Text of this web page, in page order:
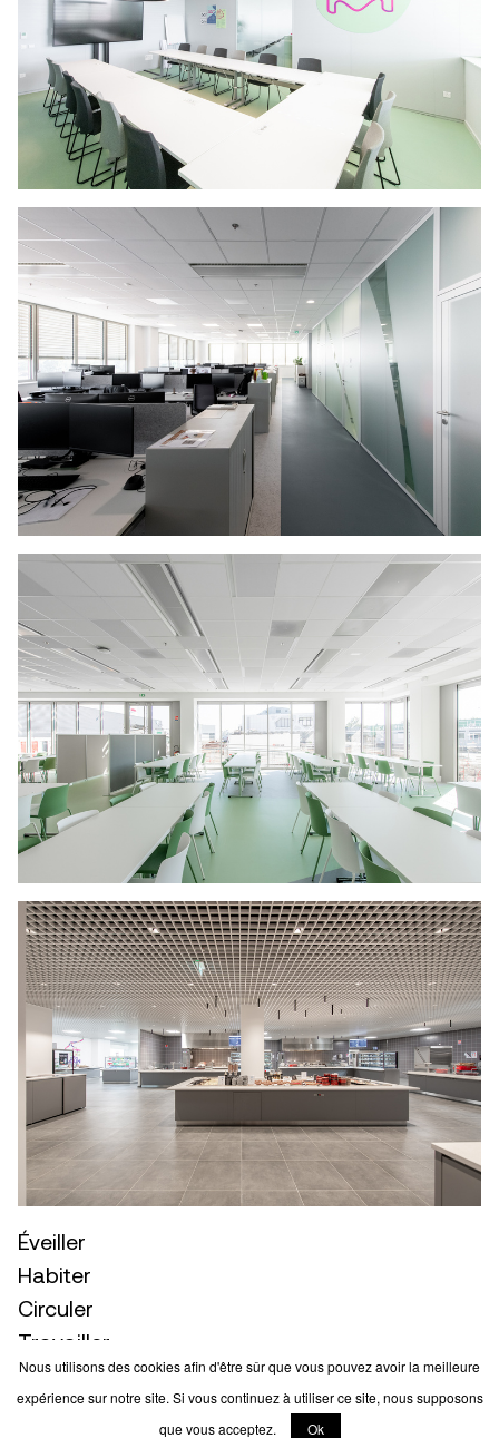
Éveiller
Habiter
Circuler
Travailler
© 2026 drlwArchitectes
Mentions légales
Nous utilisons des cookies afin d'être sûr que vous pouvez avoir la meilleure
expérience sur notre site. Si vous continuez à utiliser ce site, nous supposons
que vous acceptez.
Ok